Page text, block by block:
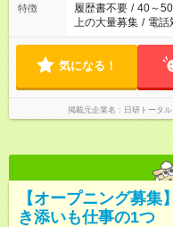
特徴 履歴書不要 / 40～
上の大量募集 / 電話
気になる！
掲載元企業名 日研トータ
【オープニング募
き添いも仕事の1つ